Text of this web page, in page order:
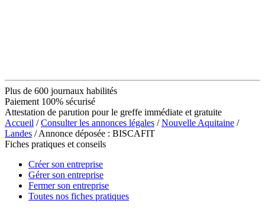
Plus de 600 journaux habilités
Paiement 100% sécurisé
Attestation de parution pour le greffe immédiate et gratuite
Accueil /Consulter les annonces légales /Nouvelle Aquitaine /
Landes / Annonce déposée : BISCAFIT
Fiches pratiques et conseils
Créer son entreprise
Gérer son entreprise
Fermer son entreprise
Toutes nos fiches pratiques